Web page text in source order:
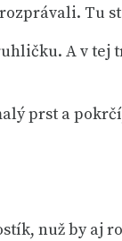
Tu
A v
prst a
nuž by